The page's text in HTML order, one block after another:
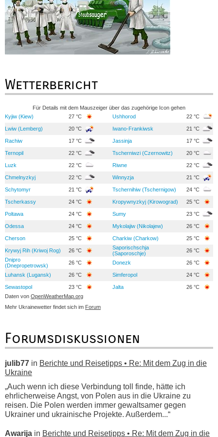
Wetterbericht
Für Details mit dem Mauszeiger über das zugehörige Icon gehen
Kyjiw (Kiew)
27 °C Ushhorod 22 °C
Lwiw (Lemberg) 20 °C Iwano-Frankiwsk 21 °C
Rachiw 17 °C Jassinja 17 °C
Ternopil 22 °C Tscherniwzi (Czernowitz) 20 °C
Luzk 22 °C Riwne 22 °C
Chmelnyzkyj 22 °C Winnyzja 21 °C
Schytomyr 21 °C Tschernihiw (Tschernigow) 24 °C
Tscherkassy 24 °C Kropywnyzkyj (Kirowograd) 25 °C
Poltawa 24 °C Sumy 23 °C
Odessa 24 °C Mykolajiw (Nikolajew) 26 °C
Cherson 25 °C Charkiw (Charkow) 25 °C
Krywyj Rih (Kriwoj Rog) 26 °C
Saporischschja
(Saporoschje)
26 °C
Dnipro
(Dnepropetrowsk)
26 °C Donezk 26 °C
Luhansk (Lugansk) 26 °C Simferopol 24 °C
Sewastopol 23 °C Jalta
26 °C
Daten von OpenWeatherMap.org
Mehr Ukrainewetter findet sich im Forum
Forumsdiskussionen
julib77 in Berichte und Reisetipps • Re: Mit dem Zug in die
Ukraine
„Auch wenn ich diese Verbindung toll finde, hätte ich
ehrlicherweise Angst, von Polen aus in die Ukraine zu
reisen. Die Polen werden immer gewaltsamer gegen
Ukrainer und ukrainische Projekte. Außerdem...“
Awarija in Berichte und Reisetipps • Re: Mit dem Zug in die